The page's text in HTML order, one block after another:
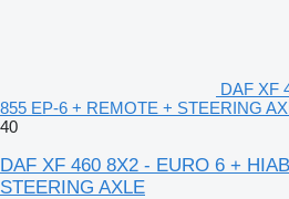
DAF XF
855 EP-6 + REMOTE + STEERING
40
DAF XF 460 8X2 - EURO 6 +
STEERING AXLE